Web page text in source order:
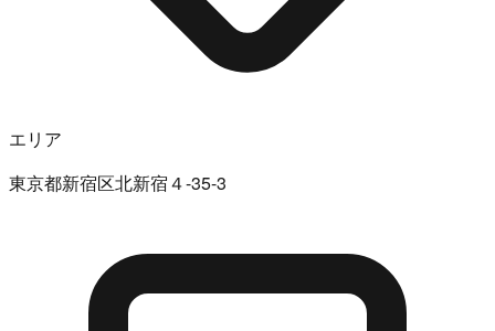
エリア
東京都新宿区北新宿４-35-3